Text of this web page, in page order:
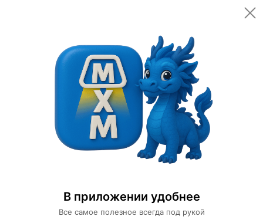
В приложении удобнее
Все самое полезное всегда под рукой
Открыть
Категории Спортивные товары
Велоспорт
Горный Велосипед Renault
0 отзывов 0